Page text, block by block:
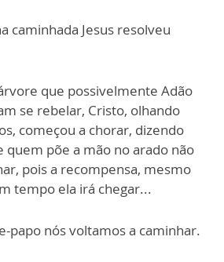
caminhada Jesus resolveu
que possivelmente Adão
se rebelar, Cristo, olhando
começou a chorar, dizendo
quem põe a mão no arado não
pois a recompensa, mesmo
tempo ela irá chegar...
papo nós voltamos a caminhar.